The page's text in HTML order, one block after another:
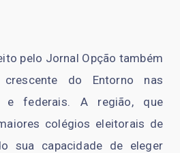
pelo Jornal Opção também
do Entorno nas
e federais. A região, que
colégios eleitorais de
sua capacidade de eleger